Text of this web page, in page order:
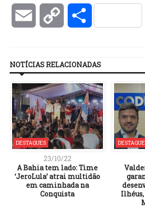
Email Copy Compartilhar
NOTÍCIAS RELACIONADAS
DESTAQUES
23/10/22
A Bahia tem lado: Time
‘JeroLula’ atrai multidão
em caminhada na
Conquista